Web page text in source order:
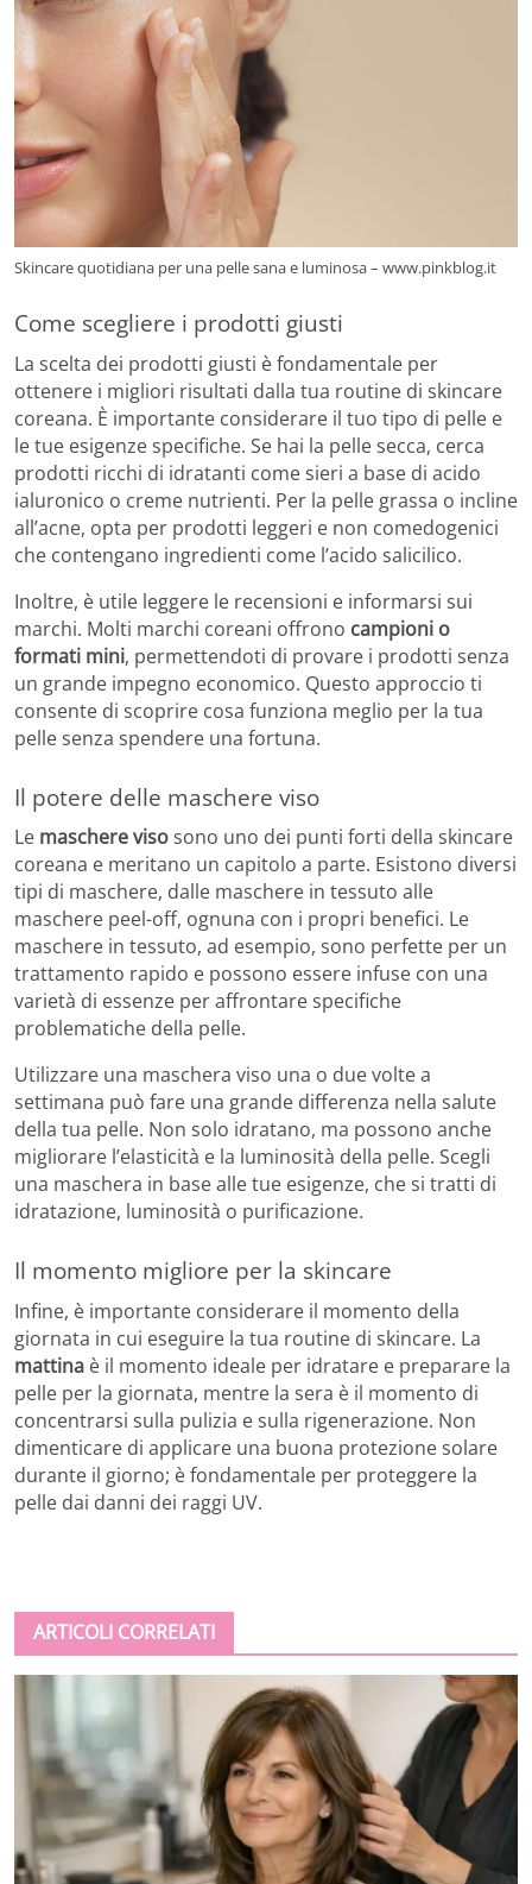
Skincare quotidiana per una pelle sana e luminosa – www.pinkblog.it
Come scegliere i prodotti giusti
La scelta dei prodotti giusti è fondamentale per
ottenere i migliori risultati dalla tua routine di skincare
coreana. È importante considerare il tuo tipo di pelle e
le tue esigenze specifiche. Se hai la pelle secca, cerca
prodotti ricchi di idratanti come sieri a base di acido
ialuronico o creme nutrienti. Per la pelle grassa o incline
all’acne, opta per prodotti leggeri e non comedogenici
che contengano ingredienti come l’acido salicilico.
Inoltre, è utile leggere le recensioni e informarsi sui
marchi. Molti marchi coreani offrono campioni o
formati mini, permettendoti di provare i prodotti senza
un grande impegno economico. Questo approccio ti
consente di scoprire cosa funziona meglio per la tua
pelle senza spendere una fortuna.
Il potere delle maschere viso
Le maschere visosono uno dei punti forti della skincare
coreana e meritano un capitolo a parte. Esistono diversi
tipi di maschere, dalle maschere in tessuto alle
maschere peel-off, ognuna con i propri benefici. Le
maschere in tessuto, ad esempio, sono perfette per un
trattamento rapido e possono essere infuse con una
varietà di essenze per affrontare specifiche
problematiche della pelle.
Utilizzare una maschera viso una o due volte a
settimana può fare una grande differenza nella salute
della tua pelle. Non solo idratano, ma possono anche
migliorare l’elasticità e la luminosità della pelle. Scegli
una maschera in base alle tue esigenze, che si tratti di
idratazione, luminosità o purificazione.
Il momento migliore per la skincare
Infine, è importante considerare il momento della
giornata in cui eseguire la tua routine di skincare. La
mattina è il momento ideale per idratare e preparare la
pelle per la giornata, mentre la sera è il momento di
concentrarsi sulla pulizia e sulla rigenerazione. Non
dimenticare di applicare una buona protezione solare
durante il giorno; è fondamentale per proteggere la
pelle dai danni dei raggi UV.
ARTICOLI CORRELATI